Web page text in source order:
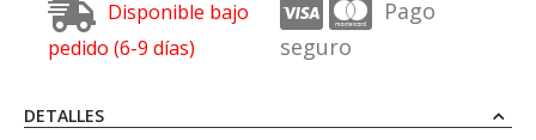
Disponible bajo
pedido (6-9 días)
Pago
seguro
DETALLES